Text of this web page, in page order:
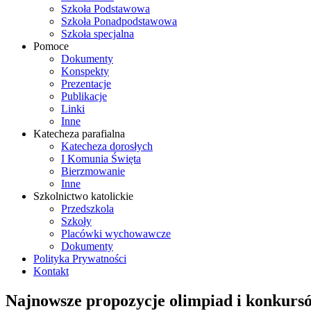
Szkoła Podstawowa
Szkoła Ponadpodstawowa
Szkoła specjalna
Pomoce
Dokumenty
Konspekty
Prezentacje
Publikacje
Linki
Inne
Katecheza parafialna
Katecheza dorosłych
I Komunia Święta
Bierzmowanie
Inne
Szkolnictwo katolickie
Przedszkola
Szkoły
Placówki wychowawcze
Dokumenty
Polityka Prywatności
Kontakt
Najnowsze propozycje olimpiad i